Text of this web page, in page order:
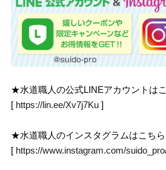
★水道職人の公式LINEアカウントは
[ https://lin.ee/Xv7j7Ku ]
★水道職人のインスタグラムはこちら
[ https://www.instagram.com/